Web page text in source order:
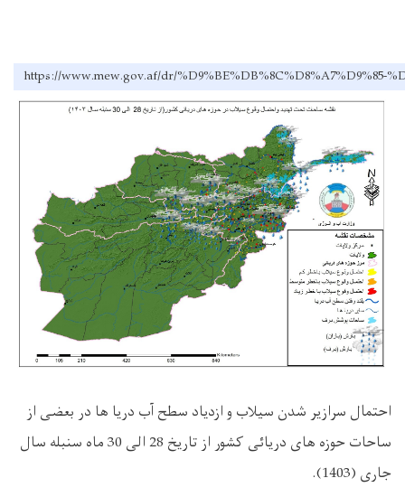
https://www.mew.gov.af/dr/%D9%BE%DB%8C%D8%A7%D9%85-
احتمال سرازیر شدن سیلاب و ازدیاد سطح آب دریا ها در بعضی از
ساحات حوزه های دریائی کشور از تاریخ 28 الی 30 ماه سنبله سال
جاری (1403).